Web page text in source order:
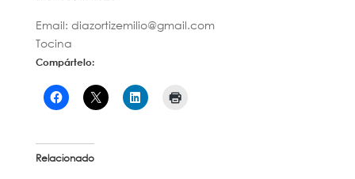
Email: diazortizemilio@gmail.com
Tocina
Compártelo:
Relacionado